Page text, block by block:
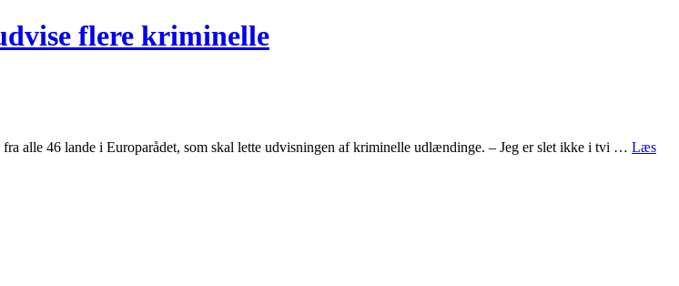
flere kriminelle
alle 46 lande i Europarådet, som skal lette udvisningen af kriminelle udlændinge. – Jeg er slet ikke i tvi … Læs